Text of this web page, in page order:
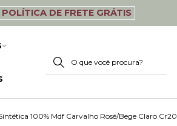
POLÍTICA DE FRETE GRÁTIS
100% Mdf Carvalho Rosé/Bege Claro Cr20